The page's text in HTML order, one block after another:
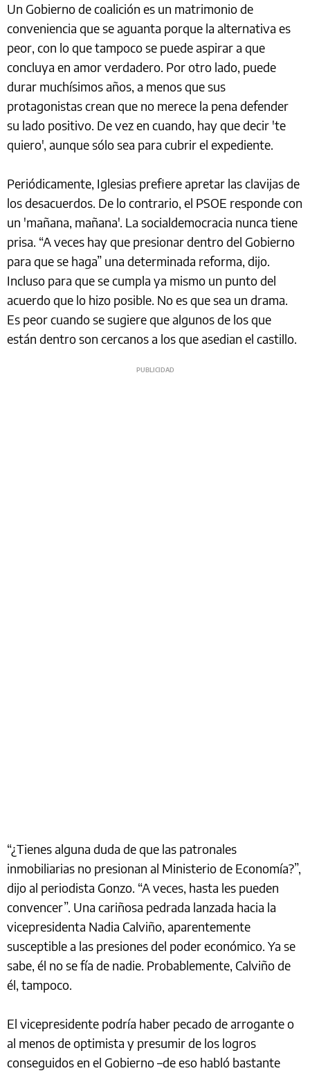
Un Gobierno de coalición es un matrimonio de
conveniencia que se aguanta porque la alternativa es
peor, con lo que tampoco se puede aspirar a que
concluya en amor verdadero. Por otro lado, puede
durar muchísimos años, a menos que sus
protagonistas crean que no merece la pena defender
su lado positivo. De vez en cuando, hay que decir 'te
quiero', aunque sólo sea para cubrir el expediente.
Periódicamente, Iglesias prefiere apretar las clavijas de
los desacuerdos. De lo contrario, el PSOE responde con
un 'mañana, mañana'. La socialdemocracia nunca tiene
prisa. “A veces hay que presionar dentro del Gobierno
para que se haga” una determinada reforma, dijo.
Incluso para que se cumpla ya mismo un punto del
acuerdo que lo hizo posible. No es que sea un drama.
Es peor cuando se sugiere que algunos de los que
están dentro son cercanos a los que asedian el castillo.
“¿Tienes alguna duda de que las patronales
inmobiliarias no presionan al Ministerio de Economía?”,
dijo al periodista Gonzo. “A veces, hasta les pueden
convencer”. Una cariñosa pedrada lanzada hacia la
vicepresidenta Nadia Calviño, aparentemente
susceptible a las presiones del poder económico. Ya se
sabe, él no se fía de nadie. Probablemente, Calviño de
él, tampoco.
El vicepresidente podría haber pecado de arrogante o
al menos de optimista y presumir de los logros
conseguidos en el Gobierno –de eso habló bastante